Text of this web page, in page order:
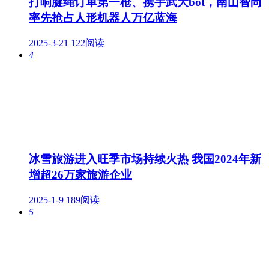
率先抢占人形机器人万亿蓝海
2025-3-21 122阅读
4
冰雪旅游进入旺季市场持续火热 我国2024年新
增超26万家旅游企业
2025-1-9 189阅读
5